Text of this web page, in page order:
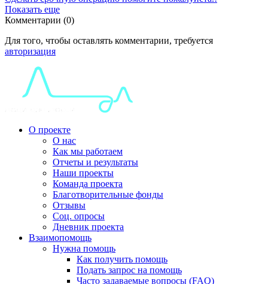
Показать еще
Комментарии (0)
Для того, чтобы оставлять комментарии, требуется
авторизация
О проекте
О нас
Как мы работаем
Отчеты и результаты
Наши проекты
Команда проекта
Благотворительные фонды
Отзывы
Соц. опросы
Дневник проекта
Взаимопомощь
Нужна помощь
Как получить помощь
Подать запрос на помощь
Часто задаваемые вопросы (FAQ)